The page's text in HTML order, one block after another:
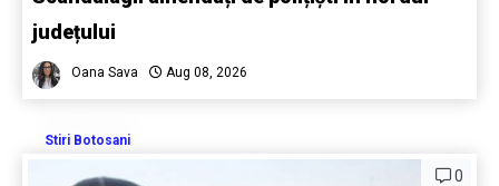
județului
Oana Sava Aug 08, 2026
Stiri Botosani
0